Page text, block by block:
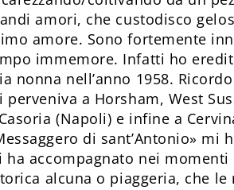
amori, che custodisco
amore. Sono fortemente
immemore. Infatti ho
nonna nell’anno 1958.
perveniva a Horsham, West
(Napoli) e infine a
di sant’Antonio» mi
ha accompagnato nei
alcuna o piaggeria, che